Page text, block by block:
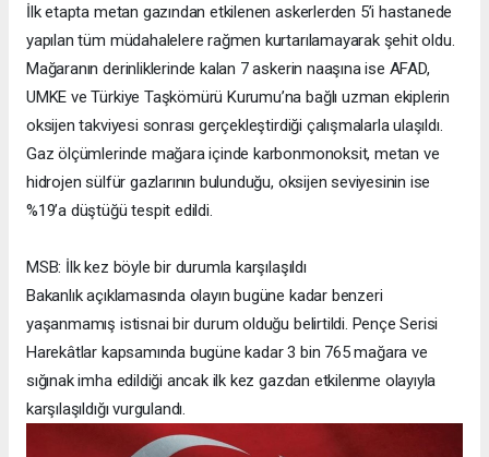
İlk etapta metan gazından etkilenen askerlerden 5’i hastanede
yapılan tüm müdahalelere rağmen kurtarılamayarak şehit oldu.
Mağaranın derinliklerinde kalan 7 askerin naaşına ise AFAD,
UMKE ve Türkiye Taşkömürü Kurumu’na bağlı uzman ekiplerin
oksijen takviyesi sonrası gerçekleştirdiği çalışmalarla ulaşıldı.
Gaz ölçümlerinde mağara içinde karbonmonoksit, metan ve
hidrojen sülfür gazlarının bulunduğu, oksijen seviyesinin ise
%19’a düştüğü tespit edildi.
MSB: İlk kez böyle bir durumla karşılaşıldı
Bakanlık açıklamasında olayın bugüne kadar benzeri
yaşanmamış istisnai bir durum olduğu belirtildi. Pençe Serisi
Harekâtlar kapsamında bugüne kadar 3 bin 765 mağara ve
sığınak imha edildiği ancak ilk kez gazdan etkilenme olayıyla
karşılaşıldığı vurgulandı.